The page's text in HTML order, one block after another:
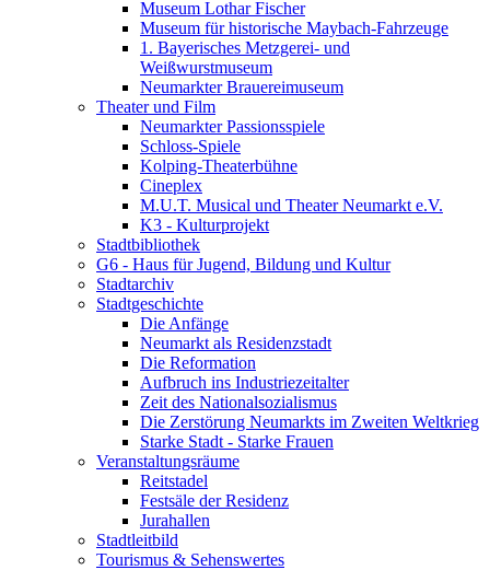
Museum Lothar Fischer
Museum für historische Maybach-Fahrzeuge
1. Bayerisches Metzgerei- und
Weißwurstmuseum
Neumarkter Brauereimuseum
Theater und Film
Neumarkter Passionsspiele
Schloss-Spiele
Kolping-Theaterbühne
Cineplex
M.U.T. Musical und Theater Neumarkt e.V.
K3 - Kulturprojekt
Stadtbibliothek
G6 - Haus für Jugend, Bildung und Kultur
Stadtarchiv
Stadtgeschichte
Die Anfänge
Neumarkt als Residenzstadt
Die Reformation
Aufbruch ins Industriezeitalter
Zeit des Nationalsozialismus
Die Zerstörung Neumarkts im Zweiten Weltkrieg
Starke Stadt - Starke Frauen
Veranstaltungsräume
Reitstadel
Festsäle der Residenz
Jurahallen
Stadtleitbild
Tourismus & Sehenswertes